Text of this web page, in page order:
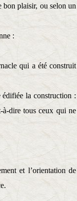
bon plaisir, ou selon un
:
qui a été construit
la construction :
à-dire tous ceux qui ne
et l’orientation de